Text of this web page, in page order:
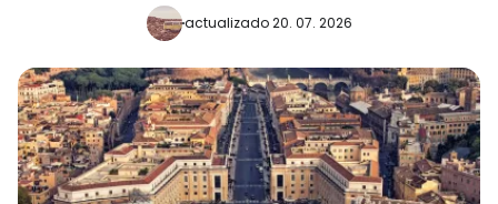
actualizado 20. 07. 2026
Continuar con Facebook
Continuar con Email